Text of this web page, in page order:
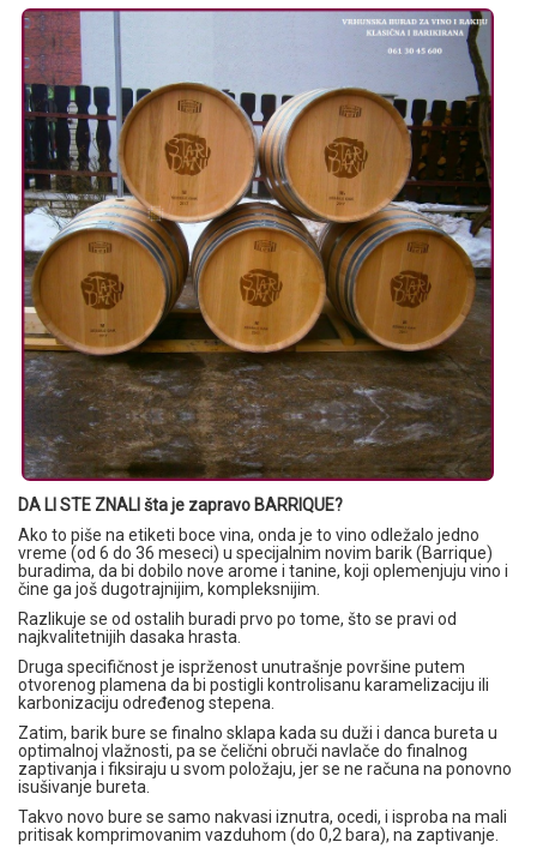
DA LI STE ZNALI šta je zapravo BARRIQUE?
Ako to piše na etiketi boce vina, onda je to vino odležalo jedno
vreme (od 6 do 36 meseci) u specijalnim novim barik (Barrique)
buradima, da bi dobilo nove arome i tanine, koji oplemenjuju vino i
čine ga još dugotrajnijim, kompleksnijim.
Razlikuje se od ostalih buradi prvo po tome, što se pravi od
najkvalitetnijih dasaka hrasta.
Druga specifičnost je isprženost unutrašnje površine putem
otvorenog plamena da bi postigli kontrolisanu karamelizaciju ili
karbonizaciju određenog stepena.
Zatim, barik bure se finalno sklapa kada su duži i danca bureta u
optimalnoj vlažnosti, pa se čelični obruči navlače do finalnog
zaptivanja i fiksiraju u svom položaju, jer se ne računa na ponovno
isušivanje bureta.
Takvo novo bure se samo nakvasi iznutra, ocedi, i isproba na mali
pritisak komprimovanim vazduhom (do 0,2 bara), na zaptivanje.